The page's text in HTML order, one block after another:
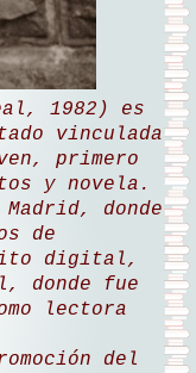
1982) es
vinculada
primero
y novela.
donde
de
digital,
donde fue
lectora
del